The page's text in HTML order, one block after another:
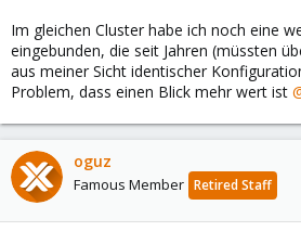
Im gleichen Cluster habe ich noch eine
eingebunden, die seit Jahren (müssten
aus meiner Sicht identischer
Problem, dass einen Blick mehr wert ist
oguz
Famous Member Retired Staff